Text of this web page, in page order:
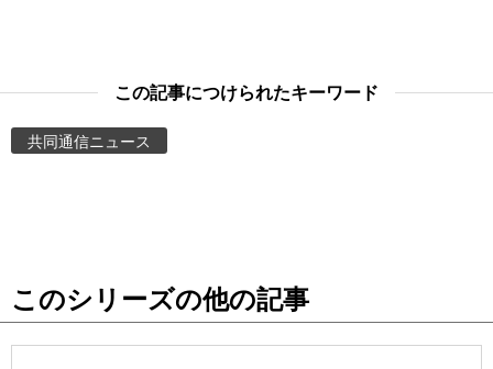
東京
この記事につけられたキーワード
共同通信ニュース
このシリーズの他の記事